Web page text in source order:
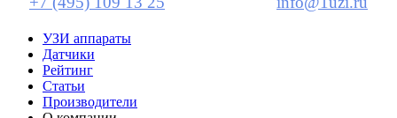
УЗИ аппараты
Датчики
Рейтинг
Статьи
Производители